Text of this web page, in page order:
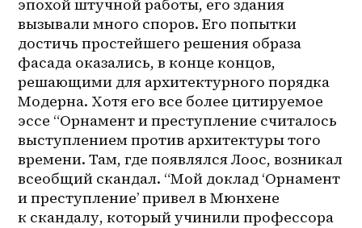
эпохой штучной работы, его здания
вызывали много споров. Его попытки
достичь простейшего решения образа
фасада оказались, в конце концов,
решающими для архитектурного порядка
Модерна. Хотя его все более цитируемое
эссе “Орнамент и преступление считалось
выступлением против архитектуры того
времени. Там, где появлялся Лоос, возникал
всеобщий скандал. “Мой доклад ‘Орнамент
и преступление’ привел в Мюнхене
к скандалу, который учинили профессора